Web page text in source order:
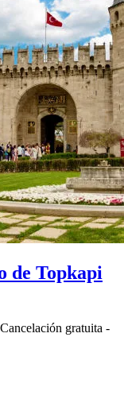
de Topkapi
Cancelación gratuita -